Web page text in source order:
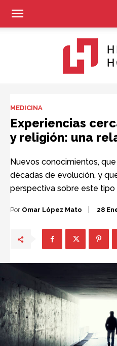
MEDICINA
Experiencias
y religión: una
Nuevos conocimientos,
décadas de evolución, y
perspectiva sobre este
Por Omar López Mato 28